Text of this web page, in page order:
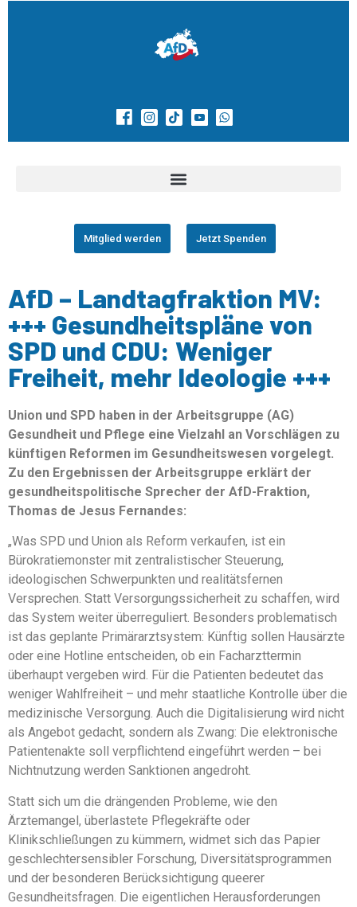
Mitglied werden Jetzt Spenden
AfD – Landtagfraktion MV:
+++ Gesundheitspläne von
SPD und CDU: Weniger
Freiheit, mehr Ideologie +++
Union und SPD haben in der Arbeitsgruppe (AG)
Gesundheit und Pflege eine Vielzahl an Vorschlägen zu
künftigen Reformen im Gesundheitswesen vorgelegt.
Zu den Ergebnissen der Arbeitsgruppe erklärt der
gesundheitspolitische Sprecher der AfD-Fraktion,
Thomas de Jesus Fernandes:
„Was SPD und Union als Reform verkaufen, ist ein
Bürokratiemonster mit zentralistischer Steuerung,
ideologischen Schwerpunkten und realitätsfernen
Versprechen. Statt Versorgungssicherheit zu schaffen, wird
das System weiter überreguliert. Besonders problematisch
ist das geplante Primärarztsystem: Künftig sollen Hausärzte
oder eine Hotline entscheiden, ob ein Facharzttermin
überhaupt vergeben wird. Für die Patienten bedeutet das
weniger Wahlfreiheit – und mehr staatliche Kontrolle über die
medizinische Versorgung. Auch die Digitalisierung wird nicht
als Angebot gedacht, sondern als Zwang: Die elektronische
Patientenakte soll verpflichtend eingeführt werden – bei
Nichtnutzung werden Sanktionen angedroht.
Statt sich um die drängenden Probleme, wie den
Ärztemangel, überlastete Pflegekräfte oder
Klinikschließungen zu kümmern, widmet sich das Papier
geschlechtersensibler Forschung, Diversitätsprogrammen
und der besonderen Berücksichtigung queerer
Gesundheitsfragen. Die eigentlichen Herausforderungen